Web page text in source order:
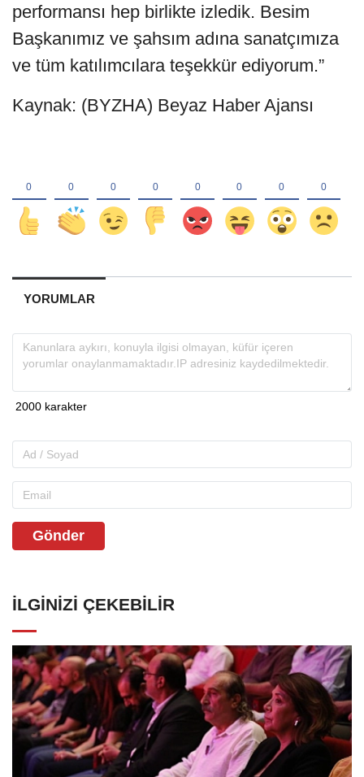
performansı hep birlikte izledik. Besim
Başkanımız ve şahsım adına sanatçımıza
ve tüm katılımcılara teşekkür ediyorum.”
Kaynak: (BYZHA) Beyaz Haber Ajansı
YORUMLAR
Gönder
İLGINIZI ÇEKEBILIR